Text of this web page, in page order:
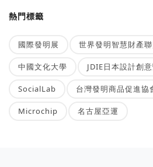
熱門標籤
國際發明展 世界發明智慧財產
中國文化大學 JDIE日本設計創
SocialLab 台灣發明商品促進協
Microchip 名古屋亞運